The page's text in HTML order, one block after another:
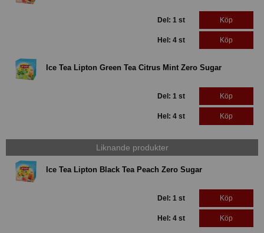
Del: 1 st Köp
Hel: 4 st Köp
Ice Tea Lipton Green Tea Citrus Mint Zero Sugar
Del: 1 st Köp
Hel: 4 st Köp
Liknande produkter
Ice Tea Lipton Black Tea Peach Zero Sugar
Del: 1 st Köp
Hel: 4 st Köp